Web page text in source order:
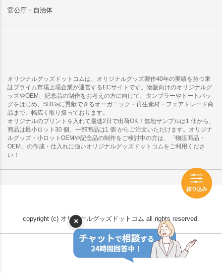
官公庁・自治体
オリジナルグッズドットコムは、オリジナルグッズ製作40年の実績を持つ東
証プライム市場上場企業が運営するECサイトです。物販向けのオリジナルグ
ッズやOEM、記念品の制作をお考えの方に向けて、タンブラーやトートバッ
グをはじめ、SDGsに貢献できるオーガニック・再生素材・フェアトレード商
品まで、幅広く取り扱っております。
オリジナルのプリントを入れて最速2日で出荷OK！無地サンプルは1 個から、
商品は最小ロット30 個、一部商品は1 個 からご注文いただけます。オリジナ
ルグッズ・小ロットOEMや記念品の制作をご検討中の方は、「物販商品・
OEM」の作成・仕入れに強いオリジナルグッズドットコムをご利用くださ
い！
copyright (c) オリジナルグッズドットコム all rights reserved.
×